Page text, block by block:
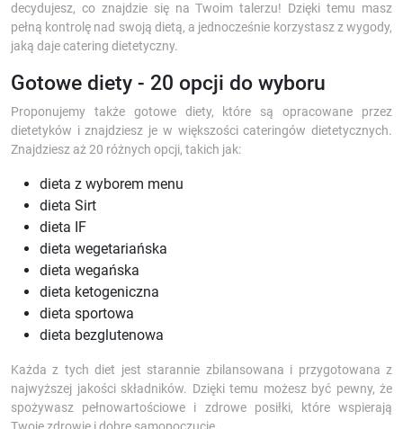
decydujesz, co znajdzie się na Twoim talerzu! Dzięki temu masz
pełną kontrolę nad swoją dietą, a jednocześnie korzystasz z wygody,
jaką daje catering dietetyczny.
Gotowe diety - 20 opcji do wyboru
Proponujemy także gotowe diety, które są opracowane przez
dietetyków i znajdziesz je w większości cateringów dietetycznych.
Znajdziesz aż 20 różnych opcji, takich jak:
dieta z wyborem menu
dieta Sirt
dieta IF
dieta wegetariańska
dieta wegańska
dieta ketogeniczna
dieta sportowa
dieta bezglutenowa
Każda z tych diet jest starannie zbilansowana i przygotowana z
najwyższej jakości składników. Dzięki temu możesz być pewny, że
spożywasz pełnowartościowe i zdrowe posiłki, które wspierają